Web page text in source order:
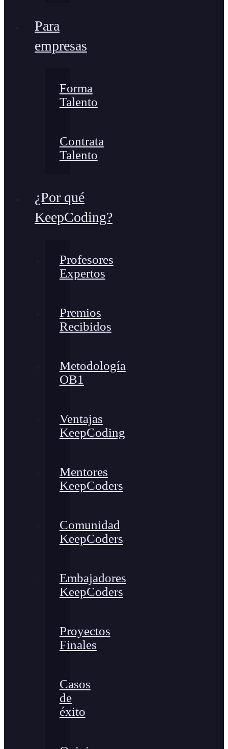
Para
empresas
Forma
Talento
Contrata
Talento
¿Por qué
KeepCoding?
Profesores
Expertos
Premios
Recibidos
Metodología
OB1
Ventajas
KeepCoding
Mentores
KeepCoders
Comunidad
KeepCoders
Embajadores
KeepCoders
Proyectos
Finales
Casos
de
éxito